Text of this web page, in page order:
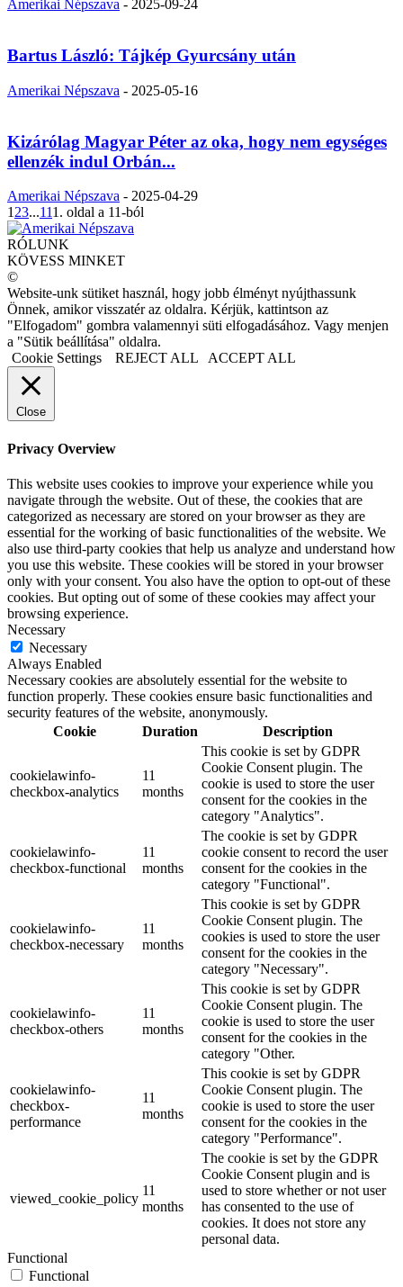
Amerikai Népszava - 2025-09-24
Bartus László: Tájkép Gyurcsány után
Amerikai Népszava - 2025-05-16
Kizárólag Magyar Péter az oka, hogy nem egységes
ellenzék indul Orbán...
Amerikai Népszava - 2025-04-29
1 23...111. oldal a 11-ból
RÓLUNK
KÖVESS MINKET
©
Website-unk sütiket használ, hogy jobb élményt nyújthassunk
Önnek, amikor visszatér az oldalra. Kérjük, kattintson az
"Elfogadom" gombra valamennyi süti elfogadásához. Vagy menjen
a "Sütik beállítása" oldalra.
Cookie Settings
REJECT ALL ACCEPT ALL
Close
Privacy Overview
This website uses cookies to improve your experience while you
navigate through the website. Out of these, the cookies that are
categorized as necessary are stored on your browser as they are
essential for the working of basic functionalities of the website. We
also use third-party cookies that help us analyze and understand how
you use this website. These cookies will be stored in your browser
only with your consent. You also have the option to opt-out of these
cookies. But opting out of some of these cookies may affect your
browsing experience.
Necessary
Necessary
Always Enabled
Necessary cookies are absolutely essential for the website to
function properly. These cookies ensure basic functionalities and
security features of the website, anonymously.
Cookie
Duration Description
cookielawinfo-
checkbox-analytics
11
months
This cookie is set by GDPR
Cookie Consent plugin. The
cookie is used to store the user
consent for the cookies in the
category "Analytics".
cookielawinfo-
checkbox-functional
11
months
The cookie is set by GDPR
cookie consent to record the user
consent for the cookies in the
category "Functional".
cookielawinfo-
checkbox-necessary
11
months
This cookie is set by GDPR
Cookie Consent plugin. The
cookies is used to store the user
consent for the cookies in the
category "Necessary".
cookielawinfo-
checkbox-others
11
months
This cookie is set by GDPR
Cookie Consent plugin. The
cookie is used to store the user
consent for the cookies in the
category "Other.
cookielawinfo-
checkbox-
performance
11
months
This cookie is set by GDPR
Cookie Consent plugin. The
cookie is used to store the user
consent for the cookies in the
category "Performance".
viewed_cookie_policy
11
months
The cookie is set by the GDPR
Cookie Consent plugin and is
used to store whether or not user
has consented to the use of
cookies. It does not store any
personal data.
Functional
Functional